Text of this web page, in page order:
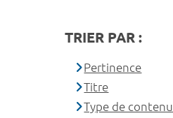
TRIER PAR :
Pertinence
Titre
Type de contenu